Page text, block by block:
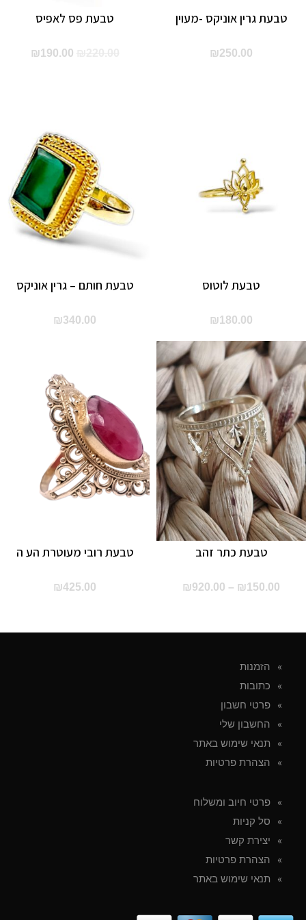
טבעת פס לאפיס
המחיר₪190.00
טבעת גרין אוניקס -מעוין
₪250.00
טבעת חותם – גרין אוניקס
₪340.00
טבעת לוטוס
₪180.00
טבעת רובי מעוטרת הע ה
₪425.00
טבעת כתר זהב
₪150.00
–
₪920.00
הזמנות
כתובות
פרטי חשבון
החשבון שלי
תנאי שימוש באתר
הצהרת פרטיות
פרטי חיוב ומשלוח
סל קניות
יצירת קשר
הצהרת פרטיות
תנאי שימוש באתר